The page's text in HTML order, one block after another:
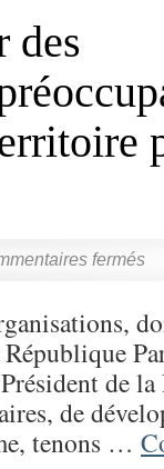
des
fermés
de
de
tenons …